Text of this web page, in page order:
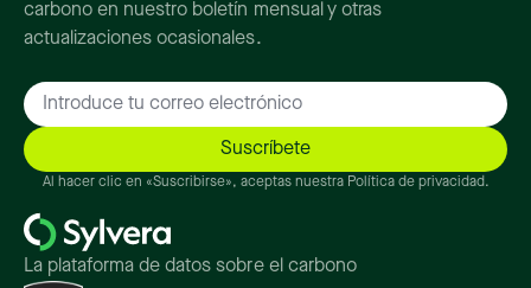
carbono en nuestro boletín mensual y otras
actualizaciones ocasionales.
Al hacer clic en «Suscribirse», aceptas nuestra Política de privacidad.
La plataforma de datos sobre el carbono